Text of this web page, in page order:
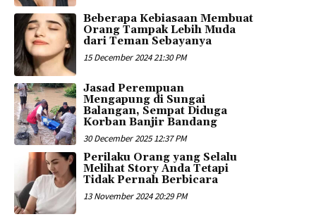
Beberapa Kebiasaan Membuat
Orang Tampak Lebih Muda
dari Teman Sebayanya
15 December 2024 21:30 PM
Jasad Perempuan
Mengapung di Sungai
Balangan, Sempat Diduga
Korban Banjir Bandang
30 December 2025 12:37 PM
Perilaku Orang yang Selalu
Melihat Story Anda Tetapi
Tidak Pernah Berbicara
13 November 2024 20:29 PM